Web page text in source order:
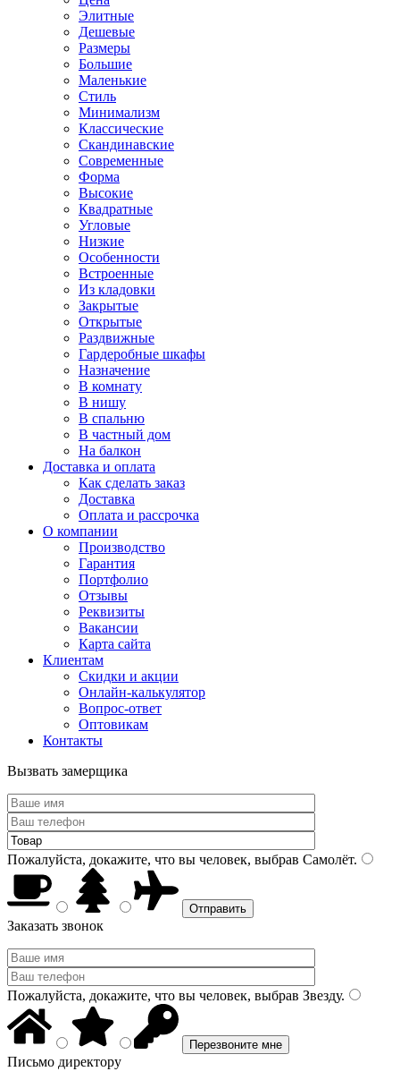
Элитные
Дешевые
Размеры
Большие
Маленькие
Стиль
Минимализм
Классические
Скандинавские
Современные
Форма
Высокие
Квадратные
Угловые
Низкие
Особенности
Встроенные
Из кладовки
Закрытые
Открытые
Раздвижные
Гардеробные шкафы
Назначение
В комнату
В нишу
В спальню
В частный дом
На балкон
Доставка и оплата
Как сделать заказ
Доставка
Оплата и рассрочка
О компании
Производство
Гарантия
Портфолио
Отзывы
Реквизиты
Вакансии
Карта сайта
Клиентам
Скидки и акции
Онлайн-калькулятор
Вопрос-ответ
Оптовикам
Контакты
Вызвать замерщика
Пожалуйста, докажите, что вы человек, выбрав Самолёт.
Заказать звонок
Пожалуйста, докажите, что вы человек, выбрав Звезду.
Письмо директору